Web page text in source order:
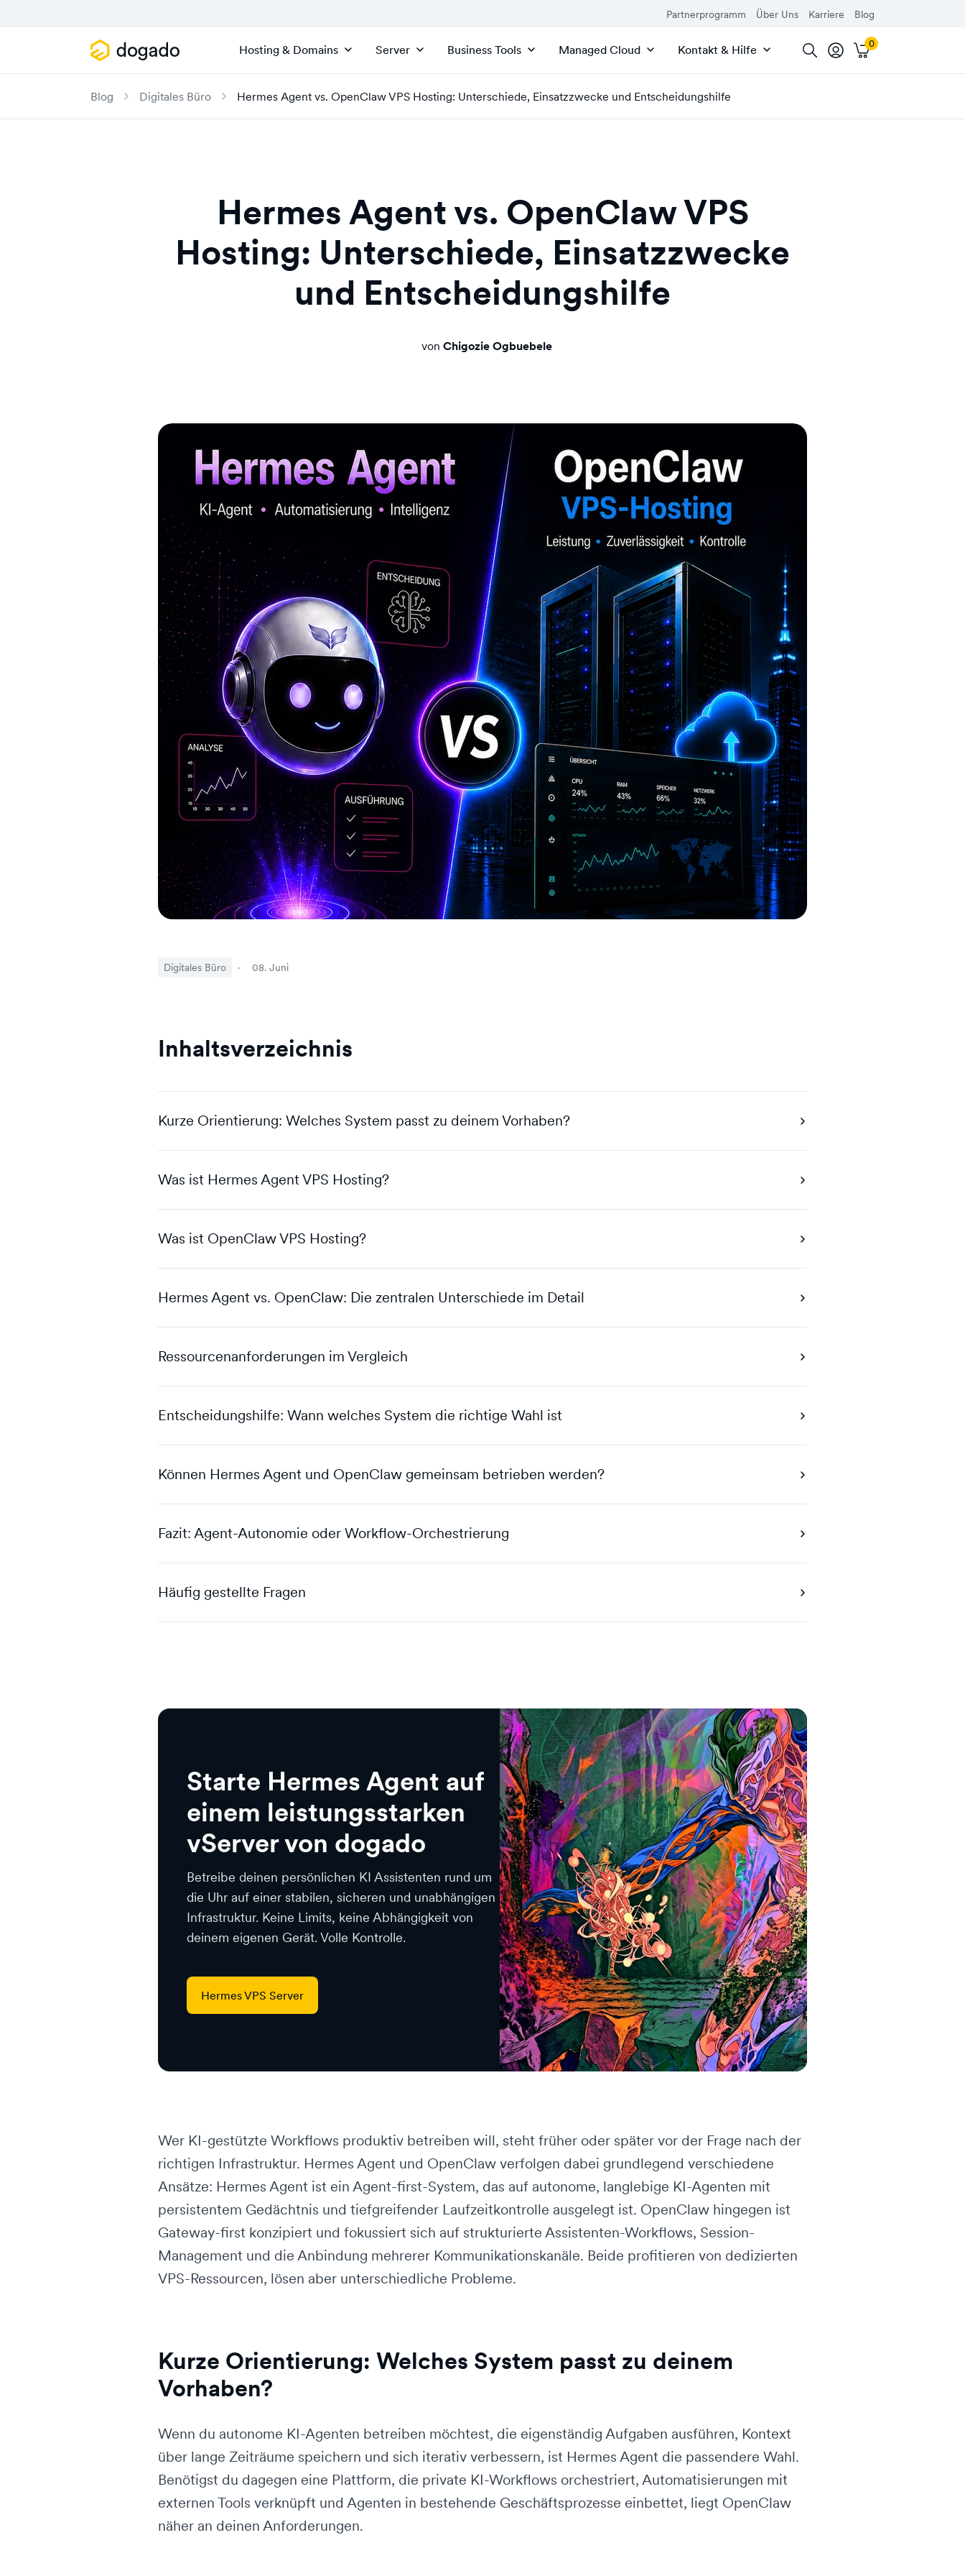
Partnerprogramm Über Uns Karriere Blog
Hosting & Domains Server Business Tools Managed Cloud Kontakt & Hilfe
Blog Digitales Büro Hermes Agent vs. OpenClaw VPS Hosting: Unterschiede, Einsatzzwecke und Entscheidungshilfe
Hermes Agent vs. OpenClaw VPS
Hosting: Unterschiede, Einsatzzwecke
und Entscheidungshilfe
von Chigozie Ogbuebele
Digitales Büro · 08. Juni
Inhaltsverzeichnis
Kurze Orientierung: Welches System passt zu deinem Vorhaben?
Was ist Hermes Agent VPS Hosting?
Was ist OpenClaw VPS Hosting?
Hermes Agent vs. OpenClaw: Die zentralen Unterschiede im Detail
Ressourcenanforderungen im Vergleich
Entscheidungshilfe: Wann welches System die richtige Wahl ist
Können Hermes Agent und OpenClaw gemeinsam betrieben werden?
Fazit: Agent-Autonomie oder Workflow-Orchestrierung
Häufig gestellte Fragen
Starte Hermes Agent auf
einem leistungsstarken
vServer von dogado
Betreibe deinen persönlichen KI Assistenten rund um
die Uhr auf einer stabilen, sicheren und unabhängigen
Infrastruktur. Keine Limits, keine Abhängigkeit von
deinem eigenen Gerät. Volle Kontrolle.
Hermes VPS Server
Wer KI-gestützte Workflows produktiv betreiben will, steht früher oder später vor der Frage nach der
richtigen Infrastruktur. Hermes Agent und OpenClaw verfolgen dabei grundlegend verschiedene
Ansätze: Hermes Agent ist ein Agent-first-System, das auf autonome, langlebige KI-Agenten mit
persistentem Gedächtnis und tiefgreifender Laufzeitkontrolle ausgelegt ist. OpenClaw hingegen ist
Gateway-first konzipiert und fokussiert sich auf strukturierte Assistenten-Workflows, Session-
Management und die Anbindung mehrerer Kommunikationskanäle. Beide profitieren von dedizierten
VPS-Ressourcen, lösen aber unterschiedliche Probleme.
Kurze Orientierung: Welches System passt zu deinem
Vorhaben?
Wenn du autonome KI-Agenten betreiben möchtest, die eigenständig Aufgaben ausführen, Kontext
über lange Zeiträume speichern und sich iterativ verbessern, ist Hermes Agent die passendere Wahl.
Benötigst du dagegen eine Plattform, die private KI-Workflows orchestriert, Automatisierungen mit
externen Tools verknüpft und Agenten in bestehende Geschäftsprozesse einbettet, liegt OpenClaw
näher an deinen Anforderungen.